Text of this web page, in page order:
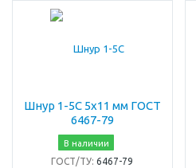
Шнур 1-5С 5х11 мм ГОСТ
6467-79
В наличии
ГОСТ/ТУ:6467-79